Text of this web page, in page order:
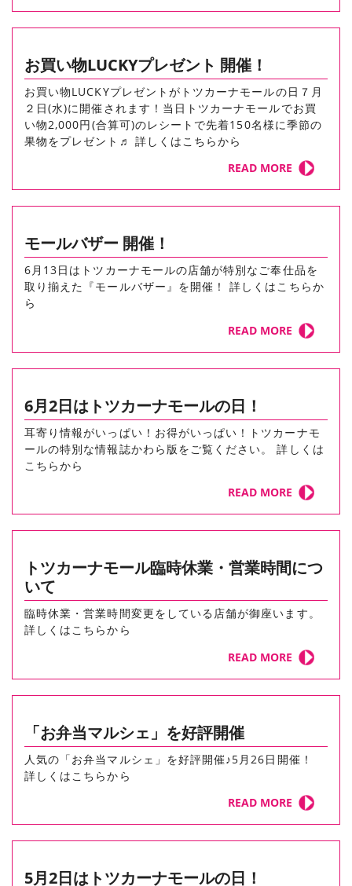
お買い物LUCKYプレゼント 開催！
お買い物LUCKYプレゼントがトツカーナモールの日７月
２日(水)に開催されます！当日トツカーナモールでお買
い物2,000円(合算可)のレシートで先着150名様に季節の
果物をプレゼント♬ 詳しくはこちらから
READ MORE
モールバザー 開催！
6月13日はトツカーナモールの店舗が特別なご奉仕品を
取り揃えた『モールバザー』を開催！ 詳しくはこちらか
ら
READ MORE
6月2日はトツカーナモールの日！
耳寄り情報がいっぱい！お得がいっぱい！トツカーナモ
ールの特別な情報誌かわら版をご覧ください。 詳しくは
こちらから
READ MORE
トツカーナモール臨時休業・営業時間につ
いて
臨時休業・営業時間変更をしている店舗が御座います。
詳しくはこちらから
READ MORE
「お弁当マルシェ」を好評開催
人気の「お弁当マルシェ」を好評開催♪5月26日開催！
詳しくはこちらから
READ MORE
5月2日はトツカーナモールの日！